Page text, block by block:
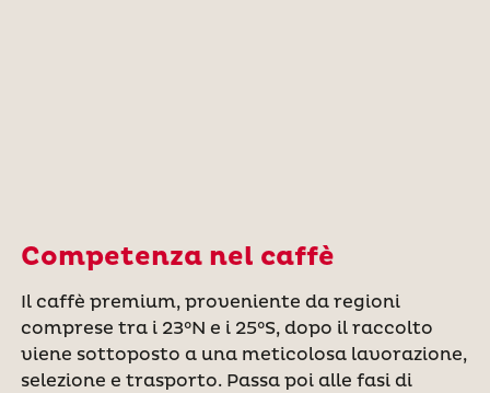
Competenza nel caffè
Il caffè premium, proveniente da regioni
comprese tra i 23°N e i 25°S, dopo il raccolto
viene sottoposto a una meticolosa lavorazione,
selezione e trasporto. Passa poi alle fasi di